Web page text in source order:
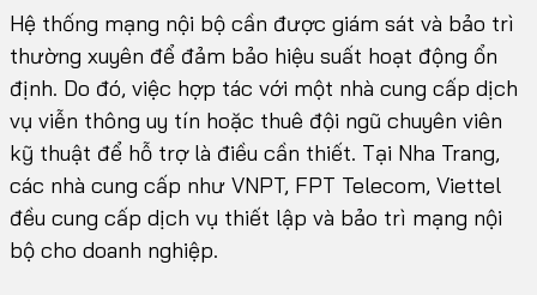
Hệ thống mạng nội bộ cần được giám sát và bảo trì
thường xuyên để đảm bảo hiệu suất hoạt động ổn
định. Do đó, việc hợp tác với một nhà cung cấp dịch
vụ viễn thông uy tín hoặc thuê đội ngũ chuyên viên
kỹ thuật để hỗ trợ là điều cần thiết. Tại Nha Trang,
các nhà cung cấp như VNPT, FPT Telecom, Viettel
đều cung cấp dịch vụ thiết lập và bảo trì mạng nội
bộ cho doanh nghiệp.